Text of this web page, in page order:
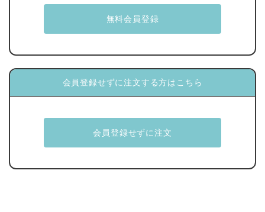
会員登録せずに注文する方はこちら